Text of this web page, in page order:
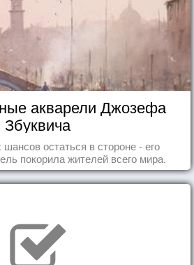
акварели Джозефа
Збуквича
остаться в стороне - его
покорила жителей всего мира.